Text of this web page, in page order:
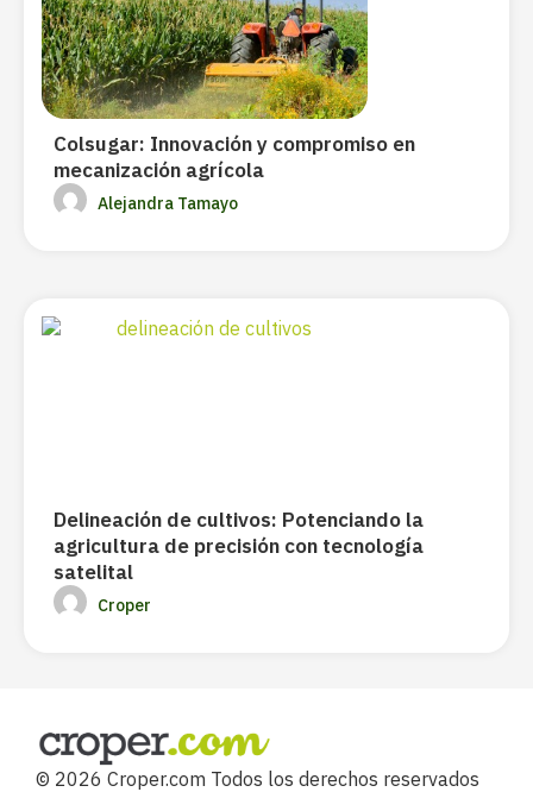
Colsugar: Innovación y compromiso en
mecanización agrícola
Alejandra Tamayo
Delineación de cultivos: Potenciando la
agricultura de precisión con tecnología
satelital
Croper
© 2026 Croper.com Todos los derechos reservados